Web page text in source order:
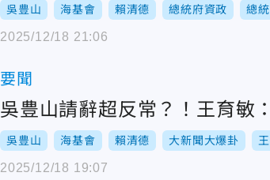
吳豊山 海基會 賴清德 總統府資政 總
2025/12/18 21:06
要聞
吳豊山請辭超反常？！王育敏
吳豊山 海基會 賴清德 大新聞大爆卦
2025/12/18 19:07